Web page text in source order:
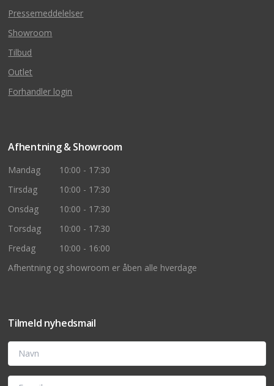
Pressemeddelelser
Showroom
Tilbud
Outlet
Forhandler login
Afhentning & Showroom
Mandag
10:00 - 17:30
Tirsdag
10:00 - 17:30
Onsdag
10:00 - 17:30
Torsdag
10:00 - 17:30
Fredag
10:00 - 16:00
Afhentning og showroom er åben alle hverdage
Tilmeld nyhedsmail
Navn
E-mail